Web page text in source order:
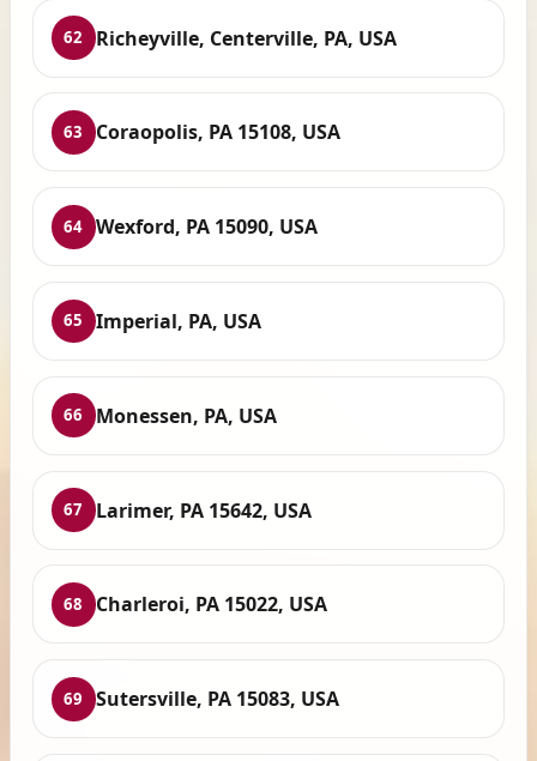
62 Richeyville, Centerville, PA, USA
63 Coraopolis, PA 15108, USA
64 Wexford, PA 15090, USA
65 Imperial, PA, USA
66 Monessen, PA, USA
67 Larimer, PA 15642, USA
68 Charleroi, PA 15022, USA
69 Sutersville, PA 15083, USA